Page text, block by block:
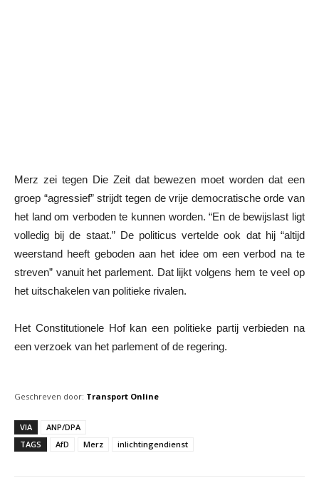
Merz zei tegen Die Zeit dat bewezen moet worden dat een
groep “agressief” strijdt tegen de vrije democratische orde van
het land om verboden te kunnen worden. “En de bewijslast ligt
volledig bij de staat.” De politicus vertelde ook dat hij “altijd
weerstand heeft geboden aan het idee om een verbod na te
streven” vanuit het parlement. Dat lijkt volgens hem te veel op
het uitschakelen van politieke rivalen.
Het Constitutionele Hof kan een politieke partij verbieden na
een verzoek van het parlement of de regering.
Geschreven door: Transport Online
VIA
ANP/DPA
TAGS
AfD Merz inlichtingendienst